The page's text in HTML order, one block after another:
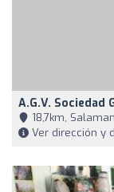
A.G.V. Sociedad
18,7km,
Ver dirección y